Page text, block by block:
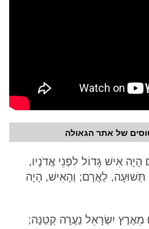
של אתר הגאולה
אִישׁ גָּדוֹל לִפְנֵי אֲדֹנָיו,
תְּשׁוּעָה, לַאֲרָם; וְהָאִישׁ, הָיָה
מֵאֶרֶץ יִשְׂרָאֵל נַעֲרָה קְטַנָּה;